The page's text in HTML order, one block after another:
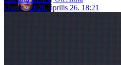
könyv
2026. április 26. 18:21